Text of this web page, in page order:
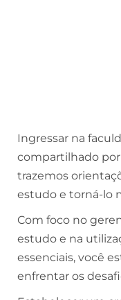
Ingressar na
compartilhado
trazemos
estudo e torná-lo
Com foco no
estudo e na
essenciais, você
enfrentar os